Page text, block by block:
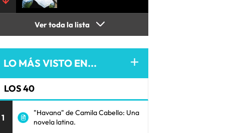
Ver toda la lista
LO MÁS VISTO EN...
LOS 40
1
"Havana" de Camila Cabello: Una
novela latina.